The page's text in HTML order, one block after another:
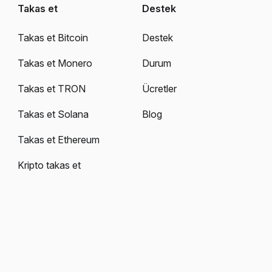
Takas et
Takas et Bitcoin
Takas et Monero
Takas et TRON
Takas et Solana
Takas et Ethereum
Kripto takas et
Destek
Destek
Durum
Ücretler
Blog